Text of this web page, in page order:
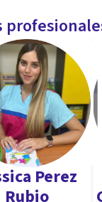
en
de esta manera dar
Perez
Rubio